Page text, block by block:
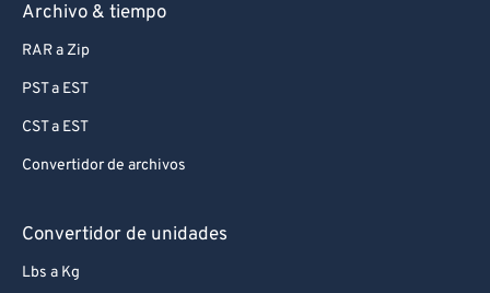
Archivo & tiempo
RAR a Zip
PST a EST
CST a EST
Convertidor de archivos
Convertidor de unidades
Lbs a Kg